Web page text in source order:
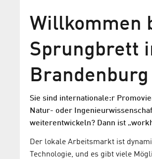
Willkommen
Sprungbrett
Brandenburg
Sie sind internationale:r
Natur- oder
weiterentwickeln? Dann ist
Der lokale Arbeitsmarkt ist
Technologie, und es gibt viele